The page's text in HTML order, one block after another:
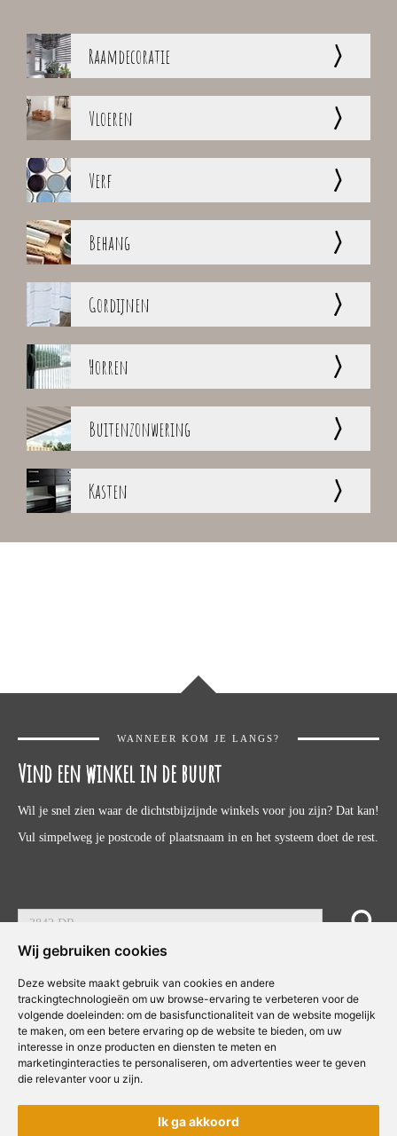
Wij gebruiken cookies
Deze website maakt gebruik van cookies en andere
trackingtechnologieën om uw browse-ervaring te verbeteren voor de
volgende doeleinden: om de basisfunctionaliteit van de website mogelijk
te maken, om een betere ervaring op de website te bieden, om uw
interesse in onze producten en diensten te meten en
marketinginteracties te personaliseren, om advertenties weer te geven
die relevanter voor u zijn.
Ik ga akkoord
Raamdecoratie >
Vloeren >
Verf >
Behang >
Gordijnen >
Horren >
Buitenzonwering >
Kasten >
WANNEER KOM JE LANGS?
Vind een winkel in de buurt
Wil je snel zien waar de dichtstbijzijnde winkels voor jou zijn? Dat kan!
Vul simpelweg je postcode of plaatsnaam in en het systeem doet de rest.
© Concepts & Companies BV. Alle rechten voorbehouden.